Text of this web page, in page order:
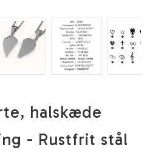
halskæde
- Rustfrit stål